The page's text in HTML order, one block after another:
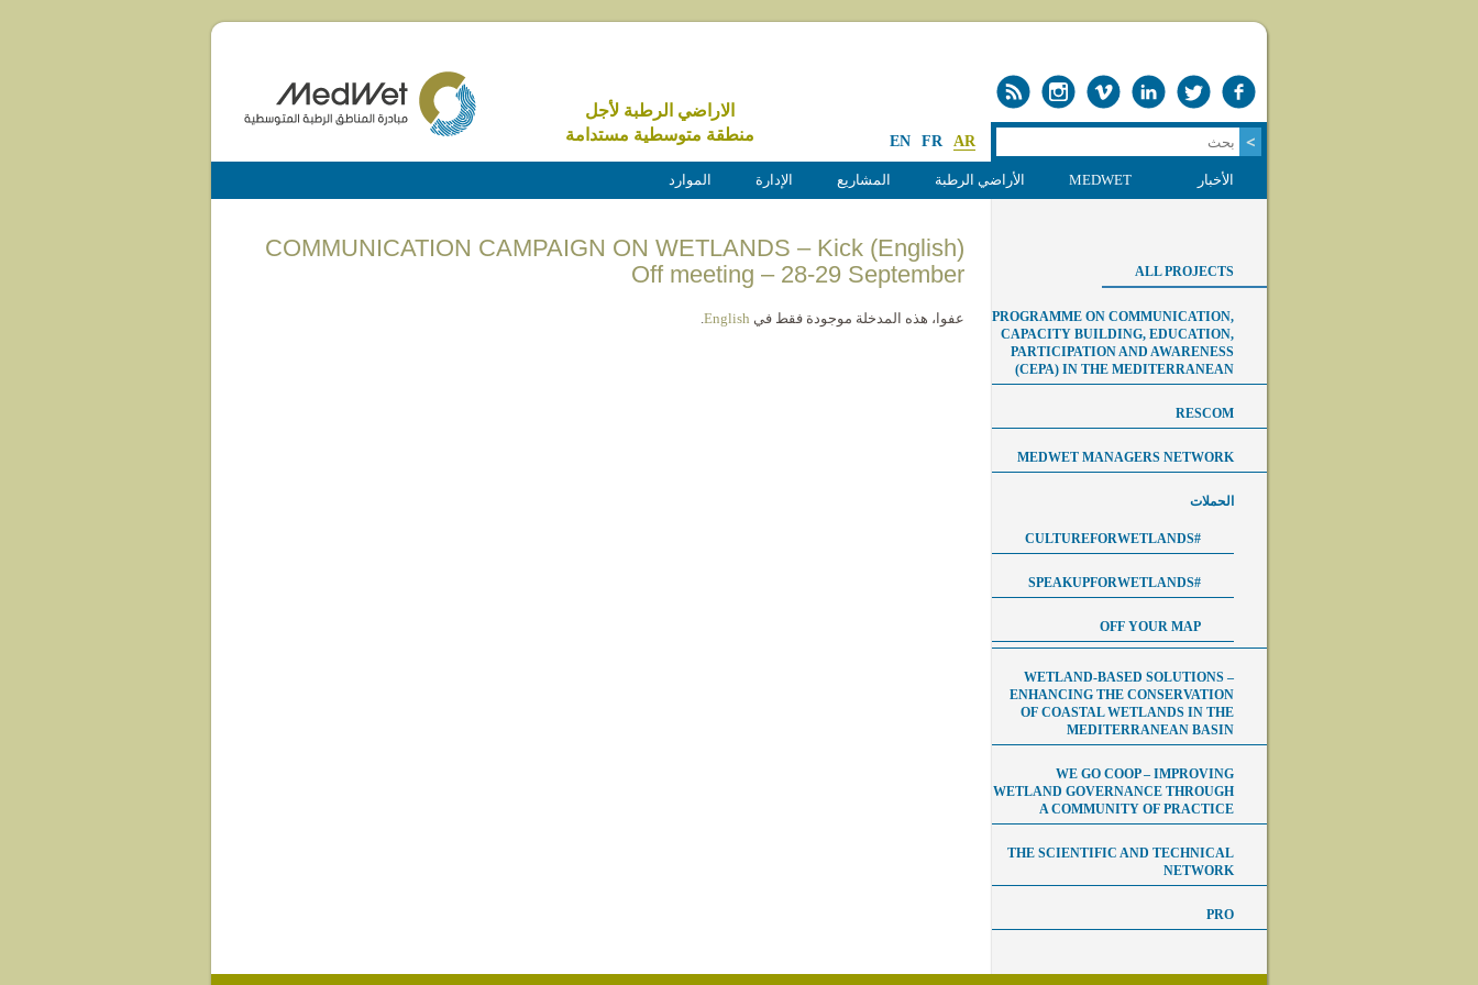
الاراضي الرطبة لأجل
منطقة متوسطية مستدامة
EN FR AR
الأخبار MEDWET الأراضي الرطبة المشاريع الإدارة الموارد
(English) COMMUNICATION CAMPAIGN ON WETLANDS – Kick
Off meeting – 28-29 September
عفوا، هذه المدخلة موجودة فقط في English
ALL PROJECTS
PROGRAMME ON COMMUNICATION,
CAPACITY BUILDING, EDUCATION,
PARTICIPATION AND AWARENESS
(CEPA) IN THE MEDITERRANEAN
RESCOM
MEDWET MANAGERS NETWORK
الحملات
#CULTUREFORWETLANDS
#SPEAKUPFORWETLANDS
OFF YOUR MAP
WETLAND-BASED SOLUTIONS –
ENHANCING THE CONSERVATION
OF COASTAL WETLANDS IN THE
MEDITERRANEAN BASIN
WE GO COOP – IMPROVING
WETLAND GOVERNANCE THROUGH
A COMMUNITY OF PRACTICE
THE SCIENTIFIC AND TECHNICAL
NETWORK
PRO